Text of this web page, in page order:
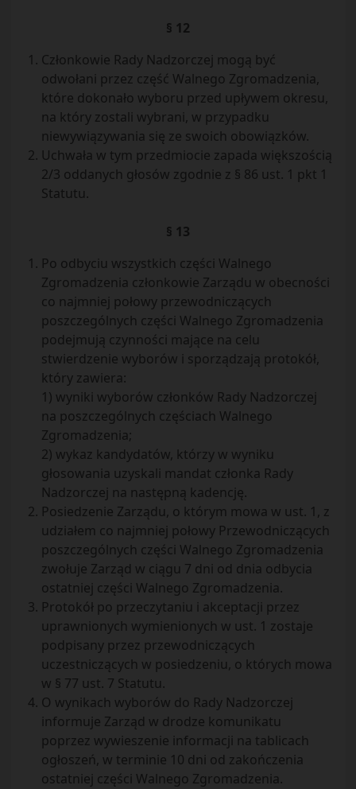
§ 12
Członkowie Rady Nadzorczej mogą być
odwołani przez część Walnego Zgromadzenia,
które dokonało wyboru przed upływem okresu,
na który zostali wybrani, w przypadku
niewywiązywania się ze swoich obowiązków.
Uchwała w tym przedmiocie zapada większością
2/3 oddanych głosów zgodnie z § 86 ust. 1 pkt 1
Statutu.
§ 13
Po odbyciu wszystkich części Walnego
Zgromadzenia członkowie Zarządu w obecności
co najmniej połowy przewodniczących
poszczególnych części Walnego Zgromadzenia
podejmują czynności mające na celu
stwierdzenie wyborów i sporządzają protokół,
który zawiera:
1) wyniki wyborów członków Rady Nadzorczej
na poszczególnych częściach Walnego
Zgromadzenia;
2) wykaz kandydatów, którzy w wyniku
głosowania uzyskali mandat członka Rady
Nadzorczej na następną kadencję.
Posiedzenie Zarządu, o którym mowa w ust. 1, z
udziałem co najmniej połowy Przewodniczących
poszczególnych części Walnego Zgromadzenia
zwołuje Zarząd w ciągu 7 dni od dnia odbycia
ostatniej części Walnego Zgromadzenia.
Protokół po przeczytaniu i akceptacji przez
uprawnionych wymienionych w ust. 1 zostaje
podpisany przez przewodniczących
uczestniczących w posiedzeniu, o których mowa
w § 77 ust. 7 Statutu.
O wynikach wyborów do Rady Nadzorczej
informuje Zarząd w drodze komunikatu
poprzez wywieszenie informacji na tablicach
ogłoszeń, w terminie 10 dni od zakończenia
ostatniej części Walnego Zgromadzenia.